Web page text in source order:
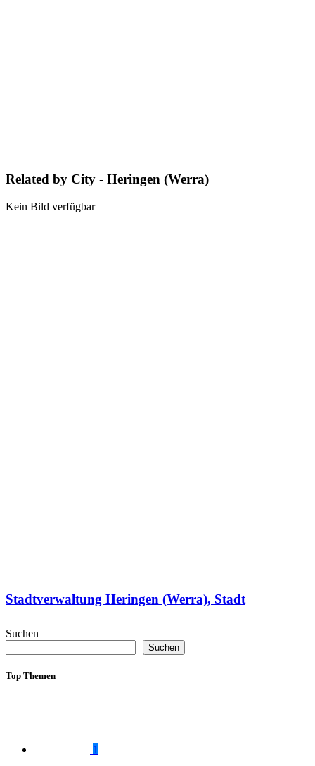
Related by City - Heringen (Werra)
Kein Bild verfügbar
Stadtverwaltung Heringen (Werra), Stadt
Suchen
Suchen
Top Themen
1